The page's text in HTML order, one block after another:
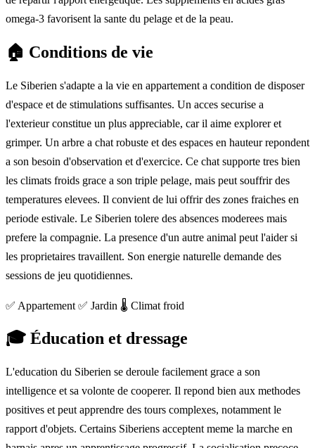
omega-3 favorisent la sante du pelage et de la peau.
🏠 Conditions de vie
Le Siberien s'adapte a la vie en appartement a condition de disposer
d'espace et de stimulations suffisantes. Un acces securise a
l'exterieur constitue un plus appreciable, car il aime explorer et
grimper. Un arbre a chat robuste et des espaces en hauteur repondent
a son besoin d'observation et d'exercice. Ce chat supporte tres bien
les climats froids grace a son triple pelage, mais peut souffrir des
temperatures elevees. Il convient de lui offrir des zones fraiches en
periode estivale. Le Siberien tolere des absences moderees mais
prefere la compagnie. La presence d'un autre animal peut l'aider si
les proprietaires travaillent. Son energie naturelle demande des
sessions de jeu quotidiennes.
✅ Appartement ✅ Jardin 🌡️ Climat froid
🎓 Éducation et dressage
L'education du Siberien se deroule facilement grace a son
intelligence et sa volonte de cooperer. Il repond bien aux methodes
positives et peut apprendre des tours complexes, notamment le
rapport d'objets. Certains Siberiens acceptent meme la marche en